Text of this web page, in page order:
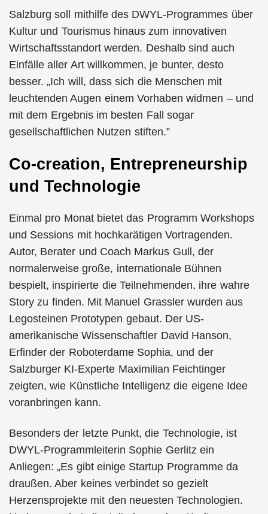
Salzburg soll mithilfe des DWYL-Programmes über
Kultur und Tourismus hinaus zum innovativen
Wirtschaftsstandort werden. Deshalb sind auch
Einfälle aller Art willkommen, je bunter, desto
besser. „Ich will, dass sich die Menschen mit
leuchtenden Augen einem Vorhaben widmen – und
mit dem Ergebnis im besten Fall sogar
gesellschaftlichen Nutzen stiften.”
Co-creation, Entrepreneurship
und Technologie
Einmal pro Monat bietet das Programm Workshops
und Sessions mit hochkarätigen Vortragenden.
Autor, Berater und Coach Markus Gull, der
normalerweise große, internationale Bühnen
bespielt, inspirierte die Teilnehmenden, ihre wahre
Story zu finden. Mit Manuel Grassler wurden aus
Legosteinen Prototypen gebaut. Der US-
amerikanische Wissenschaftler David Hanson,
Erfinder der Roboterdame Sophia, und der
Salzburger KI-Experte Maximilian Feichtinger
zeigten, wie Künstliche Intelligenz die eigene Idee
voranbringen kann.
Besonders der letzte Punkt, die Technologie, ist
DWYL-Programmleiterin Sophie Gerlitz ein
Anliegen: „Es gibt einige Startup Programme da
draußen. Aber keines verbindet so gezielt
Herzensprojekte mit den neuesten Technologien.